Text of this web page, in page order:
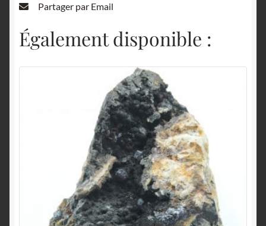
Partager par Email
Également disponible :